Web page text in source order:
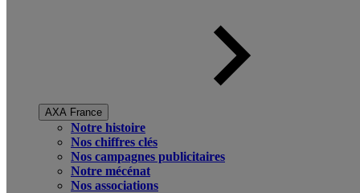
AXA France
Notre histoire
Nos chiffres clés
Nos campagnes publicitaires
Notre mécénat
Nos associations